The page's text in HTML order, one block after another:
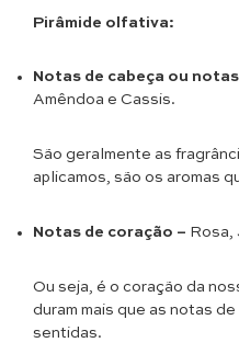
Pirâmide olfativa:
Notas de cabeça ou
Amêndoa e Cassis.
São geralmente as
aplicamos, são os aromas
Notas de coração – Rosa,
Ou seja, é o coração da
duram mais que as notas
sentidas.